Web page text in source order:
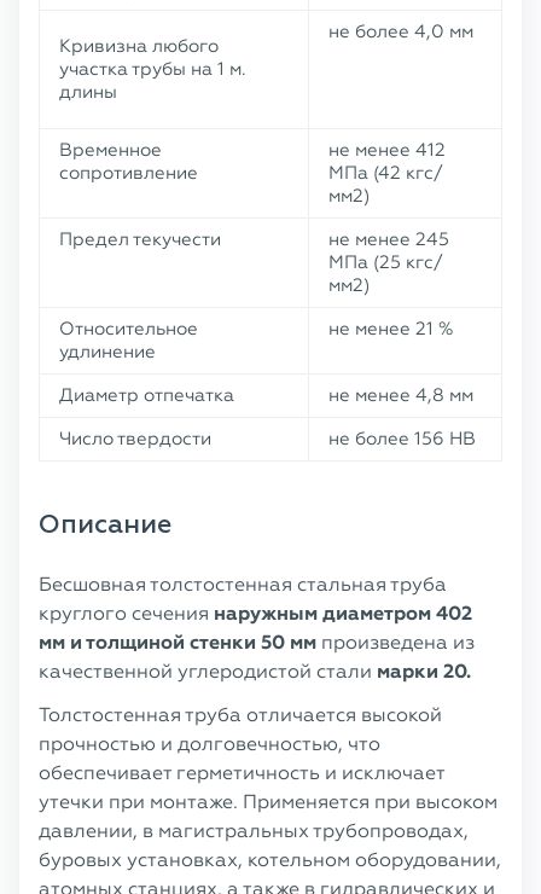
Кривизна любого
участка трубы на 1 м.
длины
не более 4,0 мм
Временное
сопротивление
не менее 412
МПа (42 кгс/
мм2)
Предел текучести
не менее 245
МПа (25 кгс/
мм2)
Относительное
удлинение
не менее 21 %
Диаметр отпечатка
не менее 4,8 мм
Число твердости
не более 156 НВ
Описание
Бесшовная толстостенная стальная труба
круглого сечения наружным диаметром 402
мм и толщиной стенки 50 мм произведена из
качественной углеродистой стали марки 20.
Толстостенная труба отличается высокой
прочностью и долговечностью, что
обеспечивает герметичность и исключает
утечки при монтаже. Применяется при высоком
давлении, в магистральных трубопроводах,
буровых установках, котельном оборудовании,
атомных станциях, а также в гидравлических и